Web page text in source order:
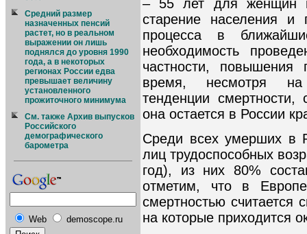
Средний размер
назначенных пенсий
растет, но в реальном
выражении он лишь
поднялся до уровня 1990
года, а в некоторых
регионах России едва
превышает величину
установленного
прожиточного минимума
См. также Архив выпусков
Российского
демографического
барометра
Web demoscope.ru
– 55 лет для женщин
старение населения и
процесса в
необходимость
частности, повышения
время, несмотря на
тенденции
она остается в России
Среди всех умерших в
лиц трудоспособных
год), из них 80%
отметим, что в
смертностью считается
на которые приходится